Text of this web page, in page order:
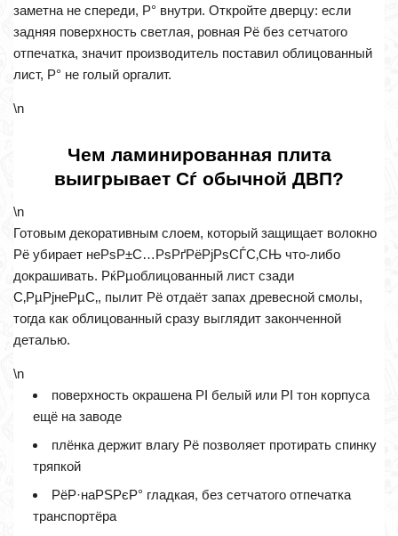
заметна не спереди, Р° внутри. Откройте дверцу: если
задняя поверхность светлая, ровная Рё без сетчатого
отпечатка, значит производитель поставил облицованный
лист, Р° не голый оргалит.
\n
Чем ламинированная плита
выигрывает Сѓ обычной ДВП?
\n
Готовым декоративным слоем, который защищает волокно
Рё убирает неРѕР±С…РѕРґРёРјРѕСЃС‚СЊ что-либо
докрашивать. РќРµоблицованный лист сзади
С‚РµРјнеРµС‚, пылит Рё отдаёт запах древесной смолы,
тогда как облицованный сразу выглядит законченной
деталью.
\n
поверхность окрашена РІ белый или РІ тон корпуса
ещё на заводе
плёнка держит влагу Рё позволяет протирать спинку
тряпкой
РёР·наРЅРєР° гладкая, без сетчатого отпечатка
транспортёра